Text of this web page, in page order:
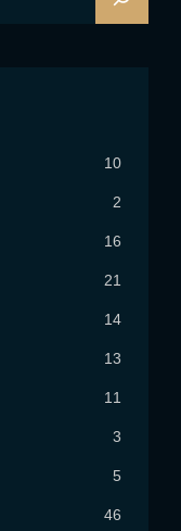
10
2
16
21
14
13
11
3
5
46